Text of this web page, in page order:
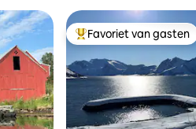
Topfavoriet van gasten
Favoriet van gasten